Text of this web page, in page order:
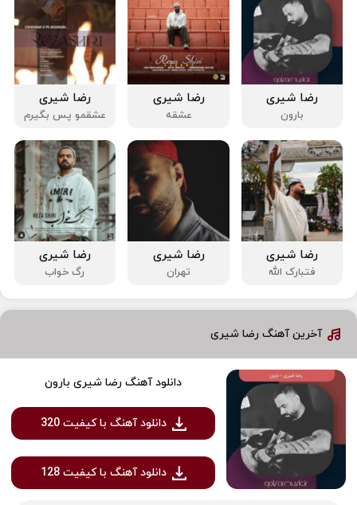
رضا شیری
بارون
رضا شیری
عشقه
رضا شیری
عشقمو پس بگیرم
رضا شیری
فتبارک الله
رضا شیری
تهران
رضا شیری
رگ خواب
آخرین آهنگ رضا شیری
دانلود آهنگ رضا شیری بارون
دانلود آهنگ با کیفیت 320
دانلود آهنگ با کیفیت 128